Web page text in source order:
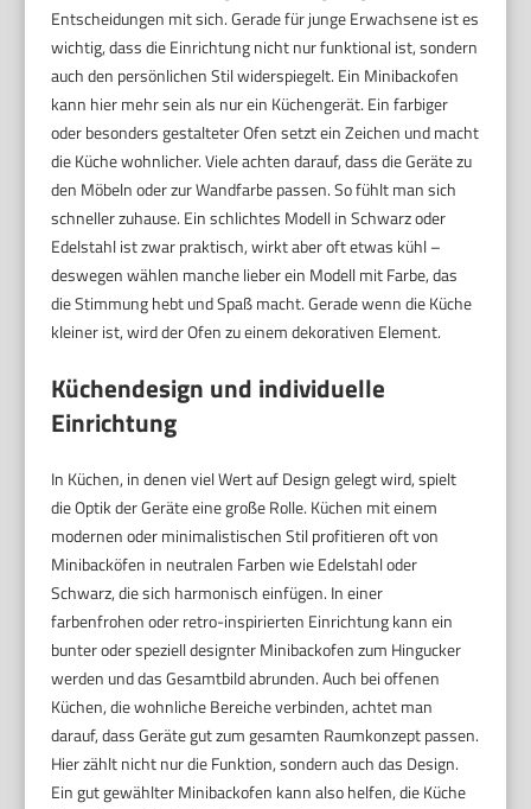
Entscheidungen mit sich. Gerade für junge Erwachsene ist es
wichtig, dass die Einrichtung nicht nur funktional ist, sondern
auch den persönlichen Stil widerspiegelt. Ein Minibackofen
kann hier mehr sein als nur ein Küchengerät. Ein farbiger
oder besonders gestalteter Ofen setzt ein Zeichen und macht
die Küche wohnlicher. Viele achten darauf, dass die Geräte zu
den Möbeln oder zur Wandfarbe passen. So fühlt man sich
schneller zuhause. Ein schlichtes Modell in Schwarz oder
Edelstahl ist zwar praktisch, wirkt aber oft etwas kühl –
deswegen wählen manche lieber ein Modell mit Farbe, das
die Stimmung hebt und Spaß macht. Gerade wenn die Küche
kleiner ist, wird der Ofen zu einem dekorativen Element.
Küchendesign und individuelle
Einrichtung
In Küchen, in denen viel Wert auf Design gelegt wird, spielt
die Optik der Geräte eine große Rolle. Küchen mit einem
modernen oder minimalistischen Stil profitieren oft von
Minibacköfen in neutralen Farben wie Edelstahl oder
Schwarz, die sich harmonisch einfügen. In einer
farbenfrohen oder retro-inspirierten Einrichtung kann ein
bunter oder speziell designter Minibackofen zum Hingucker
werden und das Gesamtbild abrunden. Auch bei offenen
Küchen, die wohnliche Bereiche verbinden, achtet man
darauf, dass Geräte gut zum gesamten Raumkonzept passen.
Hier zählt nicht nur die Funktion, sondern auch das Design.
Ein gut gewählter Minibackofen kann also helfen, die Küche